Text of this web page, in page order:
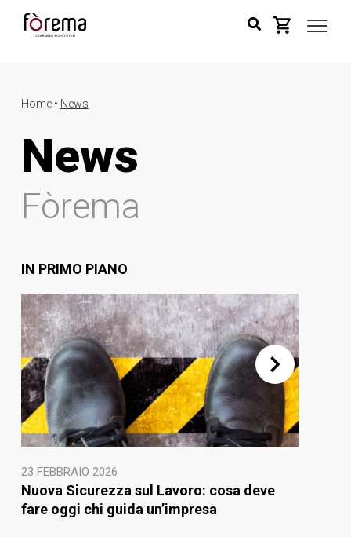
Home • News
News
Fòrema
IN PRIMO PIANO
23 FEBBRAIO 2026
Nuova Sicurezza sul Lavoro: cosa deve
fare oggi chi guida un’impresa